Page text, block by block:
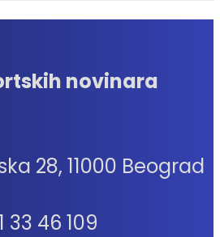
novinara
28, 11000 Beograd
33 46 109